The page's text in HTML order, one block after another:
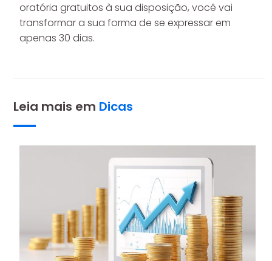
oratória gratuitos à sua disposição, você vai
transformar a sua forma de se expressar em
apenas 30 dias.
Leia mais em Dicas